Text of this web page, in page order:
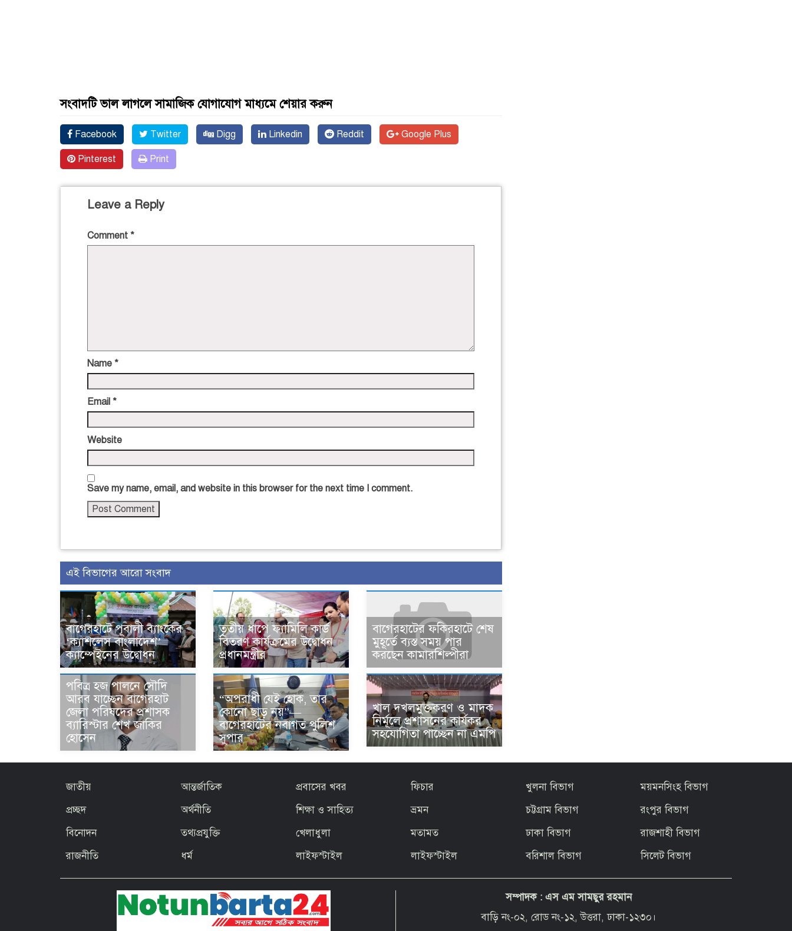
সংবাদটি ভাল লাগলে সামাজিক যোগাযোগ মাধ্যমে শেয়ার করুন
Facebook Twitter Digg Linkedin Reddit Google Plus
Pinterest Print
Leave a Reply
Comment *
Name *
Email *
Website
Save my name, email, and website in this browser for the next time I comment.
এই বিভাগের আরো সংবাদ
বাগেরহাটে পূবালী ব্যাংকের
‘ক্যাশলেস বাংলাদেশ’
ক্যাম্পেইনের উদ্বোধন
তৃতীয় ধাপে ফ্যামিলি কার্ড
বিতরণ কার্যক্রমের উদ্বোধন
প্রধানমন্ত্রীর
বাগেরহাটের ফকিরহাটে শেষ
মুহূর্তে ব্যস্ত সময় পার
করছেন কামারশিল্পীরা
পবিত্র হজ পালনে সৌদি
আরব যাচ্ছেন বাগেরহাট
জেলা পরিষদের প্রশাসক
ব্যারিস্টার শেখ জাকির
হোসেন
“অপরাধী যেই হোক, তার
কোনো ছাড় নয়”—
বাগেরহাটের নবাগত পুলিশ
সুপার
খাল দখলমুক্তকরণ ও মাদক
নির্মূলে প্রশাসনের কার্যকর
সহযোগিতা পাচ্ছেন না এমপি
জাতীয়
প্রচ্ছদ
বিনোদন
রাজনীতি
আন্তর্জাতিক
অর্থনীতি
তথ্যপ্রযুক্তি
ধর্ম
প্রবাসের খবর
শিক্ষা ও সাহিত্য
খেলাধুলা
লাইফস্টাইল
ফিচার
ভ্রমন
মতামত
লাইফস্টাইল
খুলনা বিভাগ
চট্টগ্রাম বিভাগ
ঢাকা বিভাগ
বরিশাল বিভাগ
ময়মনসিংহ বিভাগ
রংপুর বিভাগ
রাজশাহী বিভাগ
সিলেট বিভাগ
সম্পাদক : এস এম সামছুর রহমান
বাড়ি নং-০২, রোড নং-১২, উত্তরা, ঢাকা-১২৩০।